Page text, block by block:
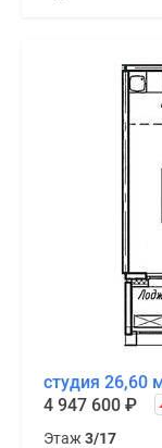
студия 26,60
4 947 600 ₽
Этаж 3/17